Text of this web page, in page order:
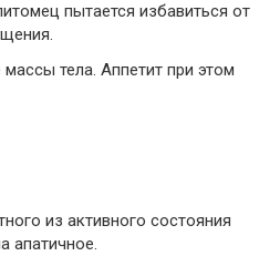
пытается избавиться от
тела. Аппетит при этом
из активного состояния
апатичное.